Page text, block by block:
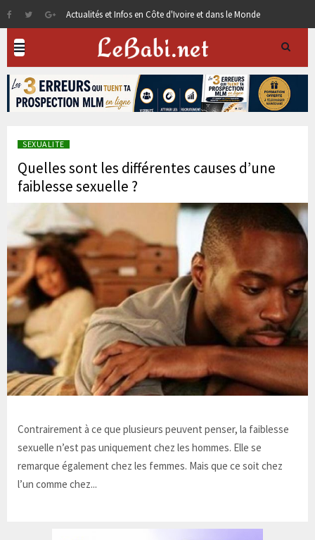
Actualités et Infos en Côte d'Ivoire et dans le Monde
SEXUALITE
Quelles sont les différentes causes d’une
faiblesse sexuelle ?
Contrairement à ce que plusieurs peuvent penser, la faiblesse
sexuelle n’est pas uniquement chez les hommes. Elle se
remarque également chez les femmes. Mais que ce soit chez
l’un comme chez...